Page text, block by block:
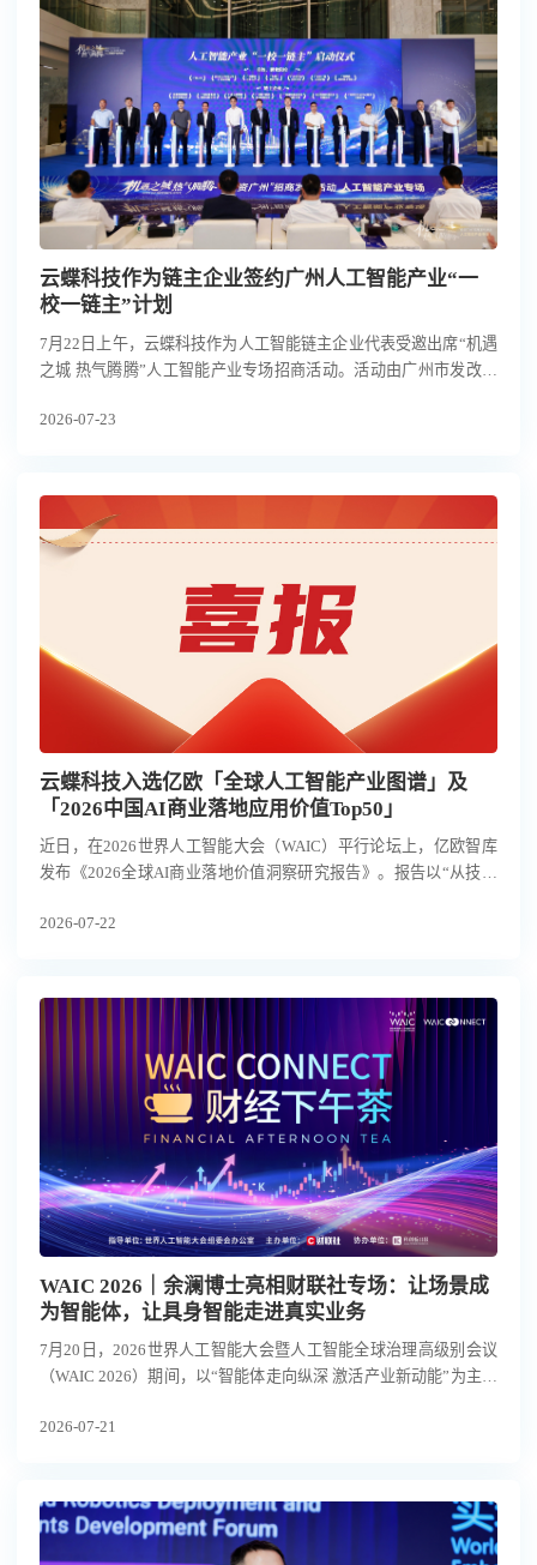
云蝶科技作为链主企业签约广州人工智能产业“一
校一链主”计划
7月22日上午，云蝶科技作为人工智能链主企业代表受邀出席“机遇
之城 热气腾腾”人工智能产业专场招商活动。活动由广州市发改委
承办，海珠区、天河区协办，集结政府相关部门、人工智能产业链
2026-07-23
云蝶科技入选亿欧「全球人工智能产业图谱」及
「2026中国AI商业落地应用价值Top50」
近日，在2026世界人工智能大会（WAIC）平行论坛上，亿欧智库
发布《2026全球AI商业落地价值洞察研究报告》。报告以“从技术
局、AI商业落地场景与应用价值展开研究，并发布「全球人工智能
2026-07-22
WAIC 2026｜余澜博士亮相财联社专场：让场景成
为智能体，让具身智能走进真实业务
7月20日，2026世界人工智能大会暨人工智能全球治理高级别会议
（WAIC 2026）期间，以“智能体走向纵深 激活产业新动能”为主题
2026-07-21